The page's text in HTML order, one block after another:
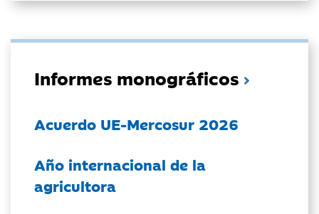
Informes monográficos
Acuerdo UE-Mercosur 2026
Año internacional de la
agricultora